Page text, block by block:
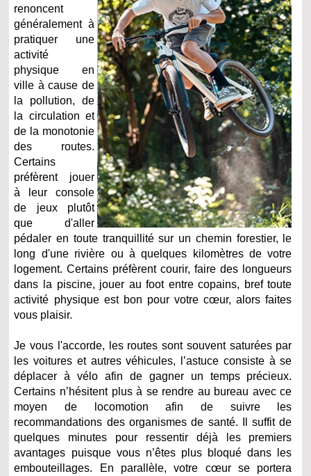
renoncent
généralement à
pratiquer une
activité
physique en
ville à cause de
la pollution, de
la circulation et
de la monotonie
des routes.
Certains
préfèrent jouer
à leur console
de jeux plutôt
que d'aller
pédaler en toute tranquillité sur un chemin forestier, le
long d'une rivière ou à quelques kilomètres de votre
logement. Certains préfèrent courir, faire des longueurs
dans la piscine, jouer au foot entre copains, bref toute
activité physique est bon pour votre cœur, alors faites
vous plaisir.
Je vous l'accorde, les routes sont souvent saturées par
les voitures et autres véhicules, l’astuce consiste à se
déplacer à vélo afin de gagner un temps précieux.
Certains n’hésitent plus à se rendre au bureau avec ce
moyen de locomotion afin de suivre les
recommandations des organismes de santé. Il suffit de
quelques minutes pour ressentir déjà les premiers
avantages puisque vous n’êtes plus bloqué dans les
embouteillages. En parallèle, votre cœur se portera